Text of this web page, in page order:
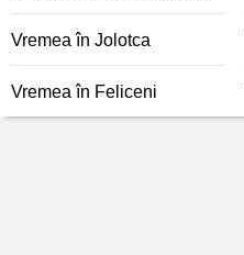
Vremea în Jolotca
Vremea în Feliceni